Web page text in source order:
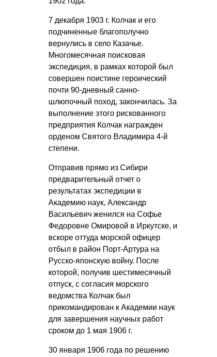
7 декабря 1903 г. Колчак и его
подчиненные благополучно
вернулись в село Казачье.
Многомесячная поисковая
экспедиция, в рамках которой был
совершен поистине героический
почти 90-дневный санно-
шлюпочный поход, закончилась. За
выполнение этого рискованного
предприятия Колчак награжден
орденом Святого Владимира 4-й
степени.
Отправив прямо из Сибири
предварительный отчет о
результатах экспедиции в
Академию наук, Александр
Васильевич женился на Софье
Федоровне Омировой в Иркутске, и
вскоре оттуда морской офицер
отбыл в район Порт-Артура на
Русско-японскую войну. После
которой, получив шестимесячный
отпуск, с согласия морского
ведомства Колчак был
прикомандирован к Академии наук
для завершения научных работ
сроком до 1 мая 1906 г.
30 января 1906 года по решению